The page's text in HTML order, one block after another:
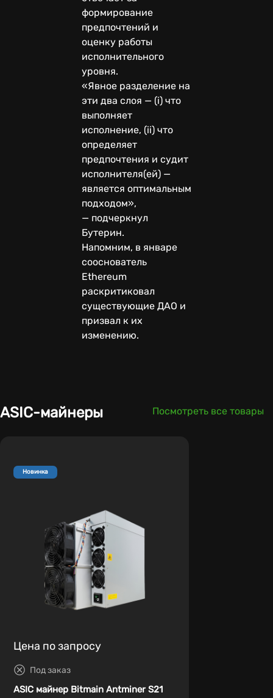
формирование
предпочтений и
оценку работы
исполнительного
уровня.
«Явное разделение на
эти два слоя — (i) что
выполняет
исполнение, (ii) что
определяет
предпочтения и судит
исполнителя(ей) —
является оптимальным
подходом»,
— подчеркнул
Бутерин.
Напомним, в январе
сооснователь
Ethereum
раскритиковал
существующие ДАО и
призвал к их
изменению.
ASIC-майнеры Посмотреть все товары
Новинка
Цена по запросу
Под заказ
ASIC майнер Bitmain Antminer S21